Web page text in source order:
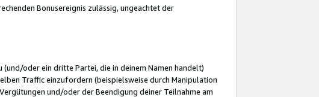
Bonusereignis zulässig, ungeachtet der
oder ein dritte Partei, die in deinem Namen handelt)
Traffic einzufordern (beispielsweise durch Manipulation
und/oder der Beendigung deiner Teilnahme am